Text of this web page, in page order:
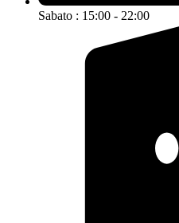
Sabato : 15:00 - 22:00